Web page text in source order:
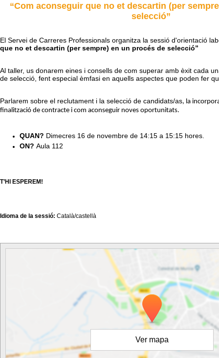
“Com aconseguir que no et descartin (per
selecció”
El Servei de Carreres Professionals organitza la sessió d'orientació
que no et descartin (per sempre) en un procés de selecció”
Al taller, us donarem eines i consells de com superar amb èxit cada
de selecció, fent especial èmfasi en aquells aspectes que poden fer
Parlarem sobre el reclutament i la selecció de candidats/as, la
finalització de contracte i com aconseguir noves oportunitats.
QUAN? Dimecres 16 de novembre de 14:15 a 15:15 hores.
ON? Aula 112
T’HI ESPEREM!
Idioma de la sessió: Català/castellà
Ver mapa